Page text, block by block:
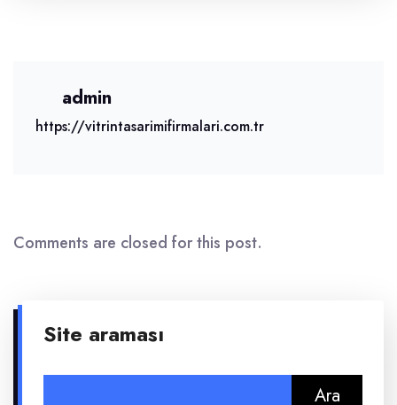
admin
https://vitrintasarimifirmalari.com.tr
Comments are closed for this post.
Site araması